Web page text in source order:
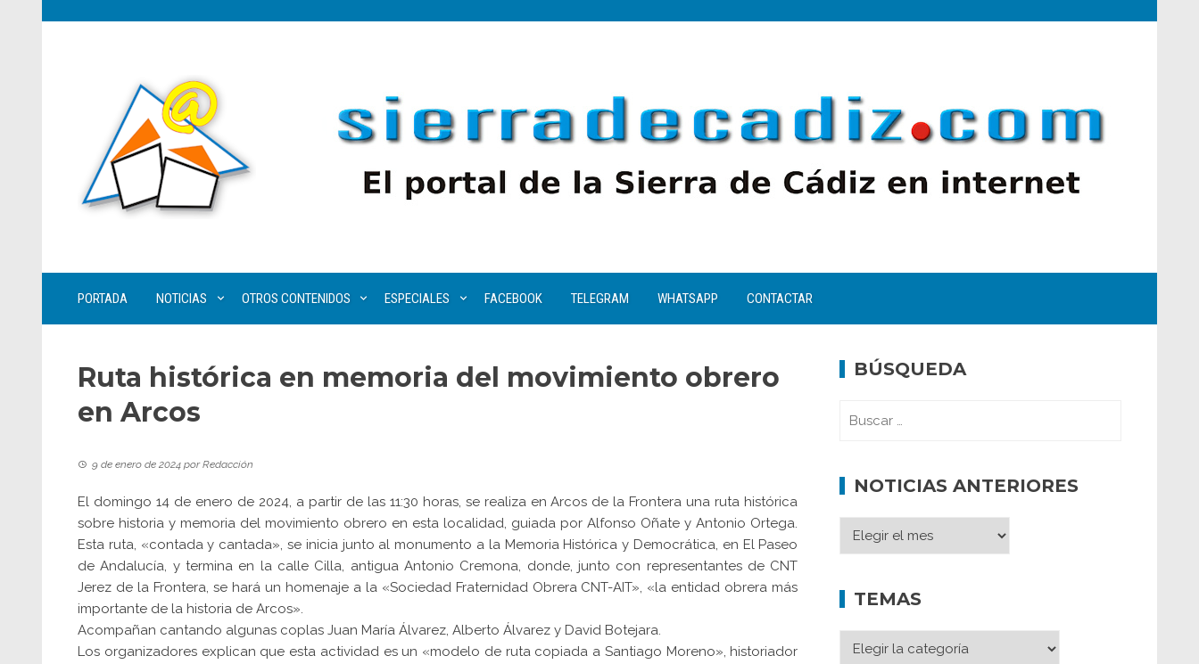
PORTADA NOTICIAS OTROS CONTENIDOS ESPECIALES FACEBOOK TELEGRAM WHATSAPP CONTACTAR
Ruta histórica en memoria del movimiento obrero
en Arcos
9 de enero de 2024 porRedacción
El domingo 14 de enero de 2024, a partir de las 11:30 horas, se realiza en Arcos de la Frontera una ruta histórica
sobre historia y memoria del movimiento obrero en esta localidad, guiada por Alfonso Oñate y Antonio Ortega.
Esta ruta, «contada y cantada», se inicia junto al monumento a la Memoria Histórica y Democrática, en El Paseo
de Andalucía, y termina en la calle Cilla, antigua Antonio Cremona, donde, junto con representantes de CNT
Jerez de la Frontera, se hará un homenaje a la «Sociedad Fraternidad Obrera CNT-AIT», «la entidad obrera más
importante de la historia de Arcos».
Acompañan cantando algunas coplas Juan María Álvarez, Alberto Álvarez y David Botejara.
Los organizadores explican que esta actividad es un «modelo de ruta copiada a Santiago Moreno», historiador
BÚSQUEDA
NOTICIAS ANTERIORES
TEMAS